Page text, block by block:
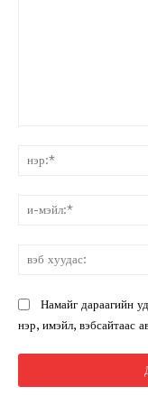
Намайг дараагийн
нэр, имэйл, вэбсайтаас